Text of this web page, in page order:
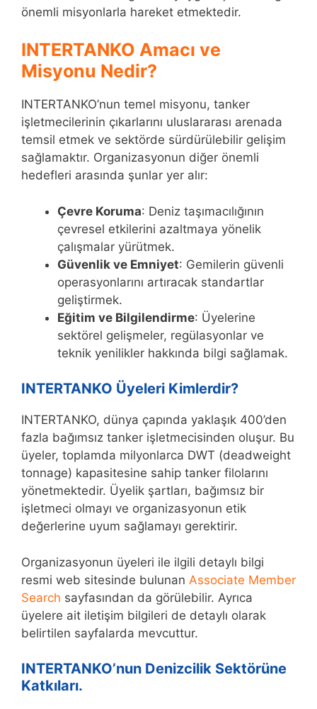
önemli misyonlarla hareket etmektedir.
INTERTANKO Amacı ve
Misyonu Nedir?
INTERTANKO’nun temel misyonu, tanker
işletmecilerinin çıkarlarını uluslararası arenada
temsil etmek ve sektörde sürdürülebilir gelişim
sağlamaktır. Organizasyonun diğer önemli
hedefleri arasında şunlar yer alır:
Çevre Koruma: Deniz taşımacılığının
çevresel etkilerini azaltmaya yönelik
çalışmalar yürütmek.
Güvenlik ve Emniyet: Gemilerin güvenli
operasyonlarını artıracak standartlar
geliştirmek.
Eğitim ve Bilgilendirme: Üyelerine
sektörel gelişmeler, regülasyonlar ve
teknik yenilikler hakkında bilgi sağlamak.
INTERTANKO Üyeleri Kimlerdir?
INTERTANKO, dünya çapında yaklaşık 400’den
fazla bağımsız tanker işletmecisinden oluşur. Bu
üyeler, toplamda milyonlarca DWT (deadweight
tonnage) kapasitesine sahip tanker filolarını
yönetmektedir. Üyelik şartları, bağımsız bir
işletmeci olmayı ve organizasyonun etik
değerlerine uyum sağlamayı gerektirir.
Organizasyonun üyeleri ile ilgili detaylı bilgi
resmi web sitesinde bulunan Associate Member
Search sayfasından da görülebilir. Ayrıca
üyelere ait iletişim bilgileri de detaylı olarak
belirtilen sayfalarda mevcuttur.
INTERTANKO’nun Denizcilik Sektörüne
Katkıları.